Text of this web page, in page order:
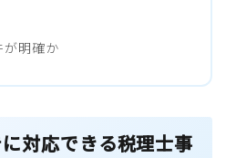
が明確か
対応できる税理士事